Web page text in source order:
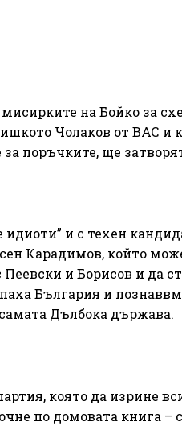
на Бойко за
Чолаков от ВАС и
поръчките, ще
идиоти” и с техен
Карадимов, който
и Борисов и да
България и
Дълбока държава.
която да изрине
по домовата книга –